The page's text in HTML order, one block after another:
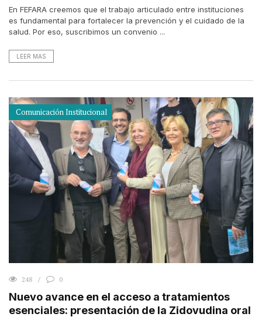
En FEFARA creemos que el trabajo articulado entre instituciones
es fundamental para fortalecer la prevención y el cuidado de la
salud. Por eso, suscribimos un convenio ...
LEER MAS
Comunicación Institucional
248 0
Nuevo avance en el acceso a tratamientos
esenciales: presentación de la Zidovudina oral